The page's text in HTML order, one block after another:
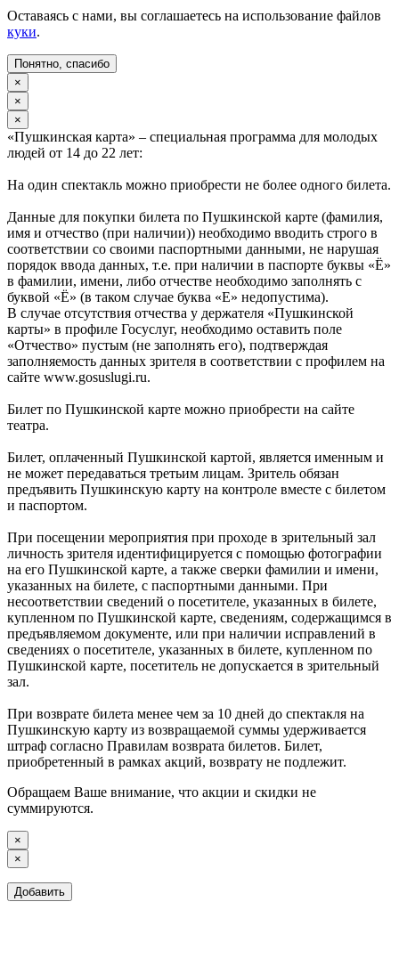
Оставаясь с нами, вы соглашаетесь на использование файлов
куки.
Понятно, спасибо
×
×
×
«Пушкинская карта» – специальная программа для молодых
людей от 14 до 22 лет:
На один спектакль можно приобрести не более одного билета.
Данные для покупки билета по Пушкинской карте (фамилия,
имя и отчество (при наличии)) необходимо вводить строго в
соответствии со своими паспортными данными, не нарушая
порядок ввода данных, т.е. при наличии в паспорте буквы «Ё»
в фамилии, имени, либо отчестве необходимо заполнять с
буквой «Ё» (в таком случае буква «Е» недопустима).
В случае отсутствия отчества у держателя «Пушкинской
карты» в профиле Госуслуг, необходимо оставить поле
«Отчество» пустым (не заполнять его), подтверждая
заполняемость данных зрителя в соответствии с профилем на
сайте www.gosuslugi.ru.
Билет по Пушкинской карте можно приобрести на сайте
театра.
Билет, оплаченный Пушкинской картой, является именным и
не может передаваться третьим лицам. Зритель обязан
предъявить Пушкинскую карту на контроле вместе с билетом
и паспортом.
При посещении мероприятия при проходе в зрительный зал
личность зрителя идентифицируется с помощью фотографии
на его Пушкинской карте, а также сверки фамилии и имени,
указанных на билете, с паспортными данными. При
несоответствии сведений о посетителе, указанных в билете,
купленном по Пушкинской карте, сведениям, содержащимся в
предъявляемом документе, или при наличии исправлений в
сведениях о посетителе, указанных в билете, купленном по
Пушкинской карте, посетитель не допускается в зрительный
зал.
При возврате билета менее чем за 10 дней до спектакля на
Пушкинскую карту из возвращаемой суммы удерживается
штраф согласно Правилам возврата билетов. Билет,
приобретенный в рамках акций, возврату не подлежит.
Обращаем Ваше внимание, что акции и скидки не
суммируются.
×
×
Добавить